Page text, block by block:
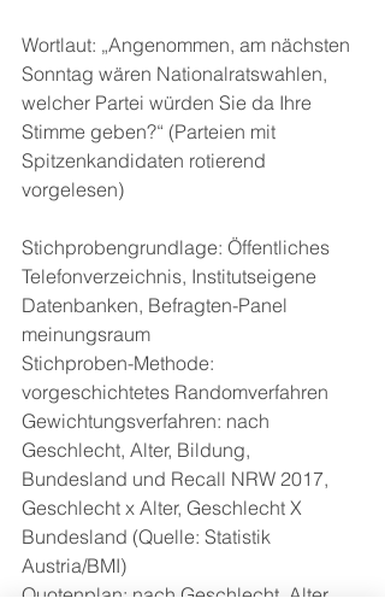
Wortlaut: „Angenommen, am nächsten
Sonntag wären Nationalratswahlen,
welcher Partei würden Sie da Ihre
Stimme geben?“ (Parteien mit
Spitzenkandidaten rotierend
vorgelesen)
Stichprobengrundlage: Öffentliches
Telefonverzeichnis, Institutseigene
Datenbanken, Befragten-Panel
meinungsraum
Stichproben-Methode:
vorgeschichtetes Randomverfahren
Gewichtungsverfahren: nach
Geschlecht, Alter, Bildung,
Bundesland und Recall NRW 2017,
Geschlecht x Alter, Geschlecht X
Bundesland (Quelle: Statistik
Austria/BMI)
Quotenplan: nach Geschlecht, Alter,